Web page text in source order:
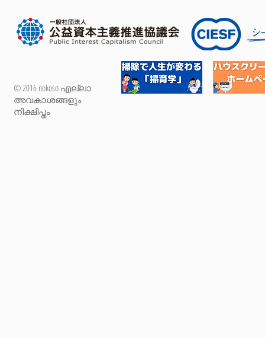
© 2016 nokoso എല്ലാ
അവകാശങ്ങളും
നിക്ഷിപ്തം